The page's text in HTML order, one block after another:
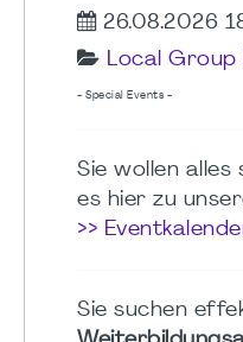
26.08.2026
Local Group
- Special Events -
Sie wollen alles
es hier zu
>>
Sie suchen